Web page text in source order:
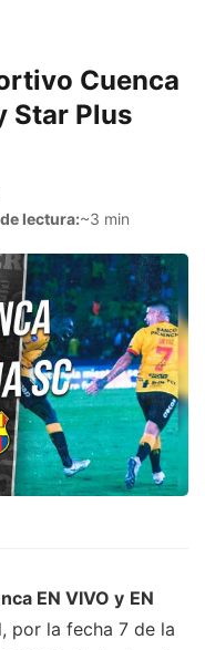
Cuenca
Star Plus
lectura:~3 min
EN VIVO y EN
por la fecha 7 de la